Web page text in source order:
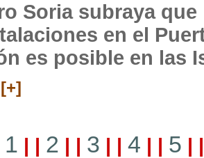
Soria subraya
en el
es posible en las
1 | | 2 | | 3 | | 4 | | 5 |